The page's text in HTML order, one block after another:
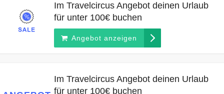
Im Travelcircus Angebot deinen Urlaub
für unter 100€ buchen
Angebot anzeigen
Im Travelcircus Angebot deinen Urlaub
für unter 100€ buchen